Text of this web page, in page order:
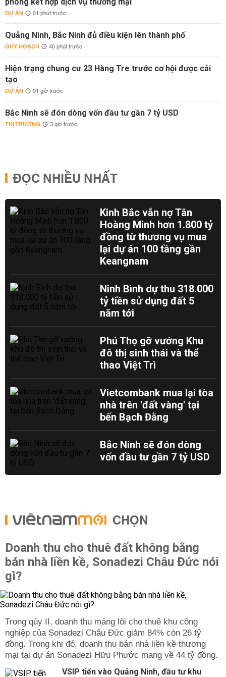
DỰ ÁN 01 phút trước
Quảng Ninh, Bắc Ninh đủ điều kiện lên thành phố
QUY HOẠCH 40 phút trước
Hiện trạng chung cư 23 Hàng Tre trước cơ hội được cải
tạo
DỰ ÁN 01 giờ trước
Bắc Ninh sẽ đón dòng vốn đầu tư gần 7 tỷ USD
THỊ TRƯỜNG 3 giờ trước
ĐỌC NHIỀU NHẤT
Kinh Bắc vẫn nợ Tân
Hoàng Minh hơn 1.800 tỷ
đồng từ thương vụ mua
lại dự án 100 tầng gần
Keangnam
Ninh Bình dự thu 318.000
tỷ tiền sử dụng đất 5
năm tới
Phú Thọ gỡ vướng Khu
đô thị sinh thái và thể
thao Việt Trì
Vietcombank mua lại tòa
nhà trên 'đất vàng' tại
bến Bạch Đằng
Bắc Ninh sẽ đón dòng
vốn đầu tư gần 7 tỷ USD
CHỌN
Doanh thu cho thuê đất không bằng
bán nhà liền kề, Sonadezi Châu Đức nói
gì?
Trong qúy II, doanh thu mảng lõi cho thuê khu công
nghiệp của Sonadezi Châu Đức giảm 84% còn 26 tỷ
đồng. Trong khi đó, doanh thu bán nhà liền kề thương
mại tại dự án Sonadezi Hữu Phước mang về 44 tỷ đồng.
VSIP tiến vào Quảng Ninh, đầu tư khu